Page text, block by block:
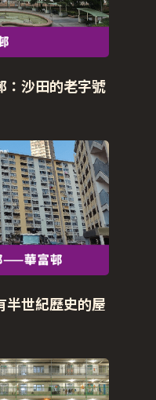
：沙田的老字號
半世紀歷史的屋